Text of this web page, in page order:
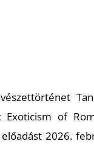
Exoticism of
2026.